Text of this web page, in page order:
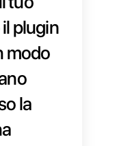
andremo
integrare
sul tuo
il